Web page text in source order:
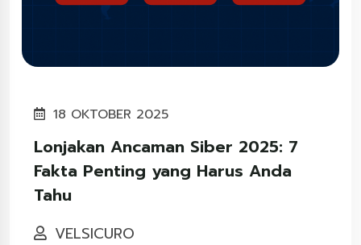
18 OKTOBER 2025
Lonjakan Ancaman Siber 2025: 7
Fakta Penting yang Harus Anda
Tahu
VELSICURO